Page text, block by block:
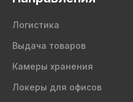
Логистика
Выдача товаров
Камеры хранения
Локеры для офисов